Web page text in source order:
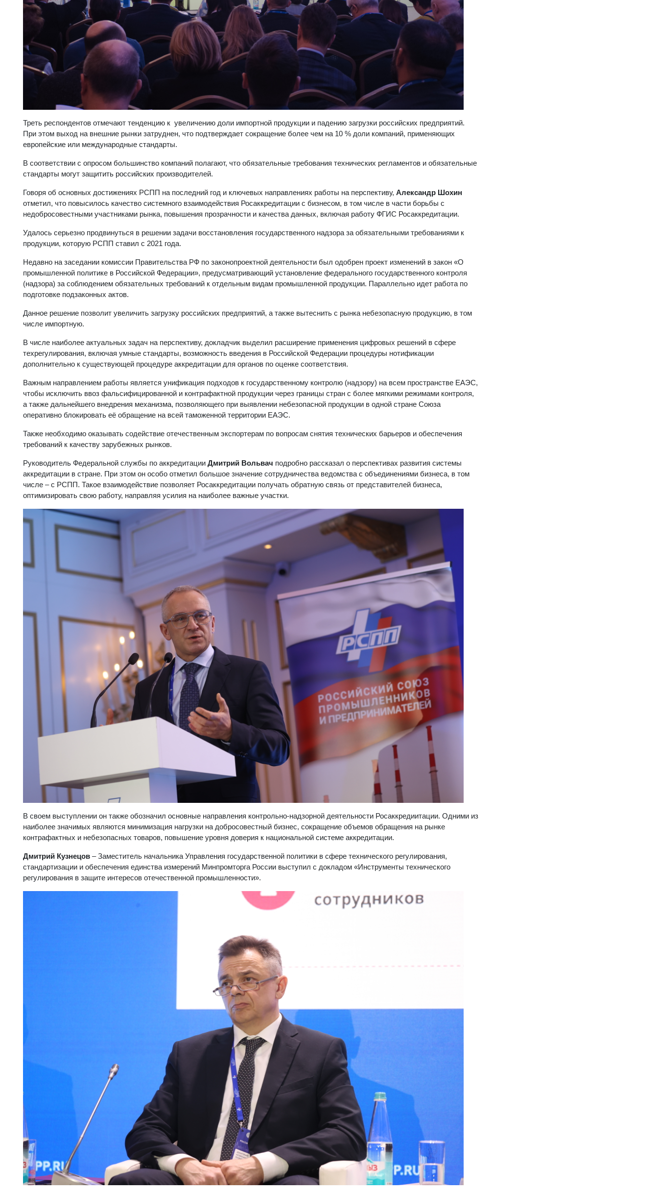
Треть респондентов отмечают тенденцию к увеличению доли импортной продукции и падению загрузки российских предприятий.
При этом выход на внешние рынки затруднен, что подтверждает сокращение более чем на 10 % доли компаний, применяющих
европейские или международные стандарты.
В соответствии с опросом большинство компаний полагают, что обязательные требования технических регламентов и обязательные
стандарты могут защитить российских производителей.
Говоря об основных достижениях РСПП на последний год и ключевых направлениях работы на перспективу, Александр Шохин
отметил, что повысилось качество системного взаимодействия Росаккредитации с бизнесом, в том числе в части борьбы с
недобросовестными участниками рынка, повышения прозрачности и качества данных, включая работу ФГИС Росаккредитации.
Удалось серьезно продвинуться в решении задачи восстановления государственного надзора за обязательными требованиями к
продукции, которую РСПП ставил с 2021 года.
Недавно на заседании комиссии Правительства РФ по законопроектной деятельности был одобрен проект изменений в закон «О
промышленной политике в Российской Федерации», предусматривающий установление федерального государственного контроля
(надзора) за соблюдением обязательных требований к отдельным видам промышленной продукции. Параллельно идет работа по
подготовке подзаконных актов.
Данное решение позволит увеличить загрузку российских предприятий, а также вытеснить с рынка небезопасную продукцию, в том
числе импортную.
В числе наиболее актуальных задач на перспективу, докладчик выделил расширение применения цифровых решений в сфере
техрегулирования, включая умные стандарты, возможность введения в Российской Федерации процедуры нотификации
дополнительно к существующей процедуре аккредитации для органов по оценке соответствия.
Важным направлением работы является унификация подходов к государственному контролю (надзору) на всем пространстве ЕАЭС,
чтобы исключить ввоз фальсифицированной и контрафактной продукции через границы стран с более мягкими режимами контроля,
а также дальнейшего внедрения механизма, позволяющего при выявлении небезопасной продукции в одной стране Союза
оперативно блокировать её обращение на всей таможенной территории ЕАЭС.
Также необходимо оказывать содействие отечественным экспортерам по вопросам снятия технических барьеров и обеспечения
требований к качеству зарубежных рынков.
Руководитель Федеральной службы по аккредитации Дмитрий Вольвач подробно рассказал о перспективах развития системы
аккредитации в стране. При этом он особо отметил большое значение сотрудничества ведомства с объединениями бизнеса, в том
числе – с РСПП. Такое взаимодействие позволяет Росаккредитации получать обратную связь от представителей бизнеса,
оптимизировать свою работу, направляя усилия на наиболее важные участки.
В своем выступлении он также обозначил основные направления контрольно-надзорной деятельности Росаккредиитации. Одними из
наиболее значимых являются минимизация нагрузки на добросовестный бизнес, сокращение объемов обращения на рынке
контрафактных и небезопасных товаров, повышение уровня доверия к национальной системе аккредитации.
Дмитрий Кузнецов – Заместитель начальника Управления государственной политики в сфере технического регулирования,
стандартизации и обеспечения единства измерений Минпромторга России выступил с докладом «Инструменты технического
регулирования в защите интересов отечественной промышленности».